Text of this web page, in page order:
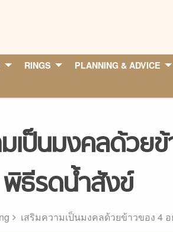
RINGS PLANNING & ADVICE
มเป็นมงคลด้วย
ธีรดน้ำสังข์
เสริมความเป็นมงคลด้วยข้าวของ 4